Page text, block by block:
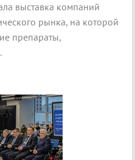
выставка компаний
рынка, на которой
препараты,